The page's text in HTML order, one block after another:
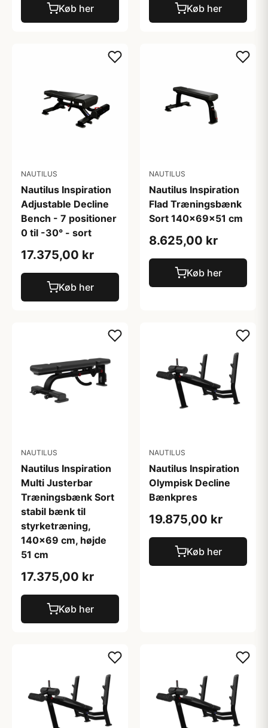
Køb her Køb her
NAUTILUS
Nautilus Inspiration
Adjustable Decline
Bench - 7 positioner
0 til -30° - sort
17.375,00 kr
Køb her
NAUTILUS
Nautilus Inspiration
Flad Træningsbænk
Sort 140x69x51 cm
8.625,00 kr
Køb her
NAUTILUS
Nautilus Inspiration
Multi Justerbar
Træningsbænk Sort
stabil bænk til
styrketræning,
140×69 cm, højde
51 cm
17.375,00 kr
Køb her
NAUTILUS
Nautilus Inspiration
Olympisk Decline
Bænkpres
19.875,00 kr
Køb her